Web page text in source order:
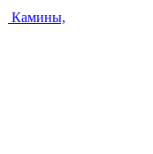
Камины,